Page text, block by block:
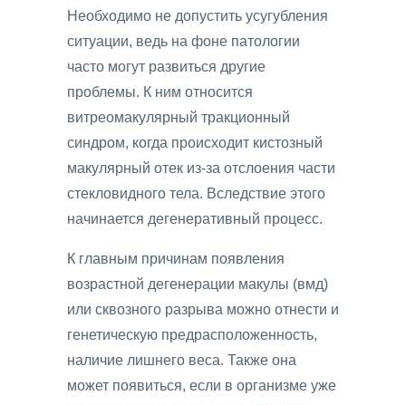
Необходимо не допустить усугубления
ситуации, ведь на фоне патологии
часто могут развиться другие
проблемы. К ним относится
витреомакулярный тракционный
синдром, когда происходит кистозный
макулярный отек из-за отслоения части
стекловидного тела. Вследствие этого
начинается дегенеративный процесс.
К главным причинам появления
возрастной дегенерации макулы (вмд)
или сквозного разрыва можно отнести и
генетическую предрасположенность,
наличие лишнего веса. Также она
может появиться, если в организме уже